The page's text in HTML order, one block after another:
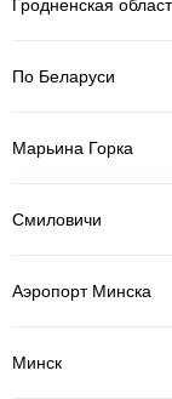
Гродненская
По Беларуси
Марьина Горка
Смиловичи
Аэропорт Минска
Минск